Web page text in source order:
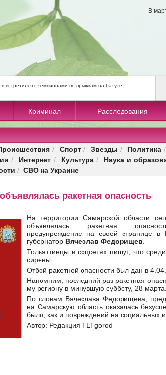
В
встретился с чемпионами по прыжкам на батуте
Криминал Расследования
/ Спорт / Звезды / Политика /
/ Интернет / Культура/ Наука и
/ СВО на Украине
ракетная опасность
На территории Самарской области
объявлялась ракетная
предупреждение на своей странице
губернатор Вячеслав Федорищев
Тольяттинцы в соцсетях пишут, что
сирены.
Отбой ракетной опасности был дан в 4.04.
Напомним, последний раз ракетная
му региону в минувшую субботу, 28 марта.
По словам Вячеслава Федорищева,
на Самарскую область оказалась
было, как и повреждений на социальных
Автор: Редакция TLTgorod